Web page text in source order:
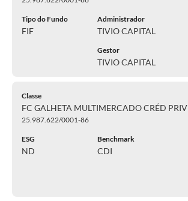
Tipo do Fundo
FIF
Administrador
TIVIO CAPITAL
Gestor
TIVIO CAPITAL
Classe
FC GALHETA MULTIMERCADO CRÉD PRIV
25.987.622/0001-86
ESG
ND
Benchmark
CDI